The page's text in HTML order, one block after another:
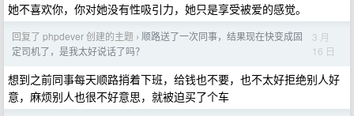
她不喜欢你，你对她没有性吸引力，她只是享受被爱的感觉。
回复了 phpdever 创建的主题 › 顺路送了一次同事，结果现在快变成固
定司机了，是我太好说话了吗？
3 月
16 日
想到之前同事每天顺路捎着下班，给钱也不要，也不太好拒绝别人好
意，麻烦别人也很不好意思，就被迫买了个车